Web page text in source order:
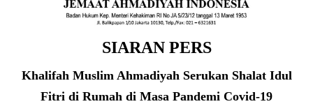
SIARAN PERS
Khalifah Muslim Ahmadiyah Serukan Shalat Idul
Fitri di Rumah di Masa Pandemi Covid-19